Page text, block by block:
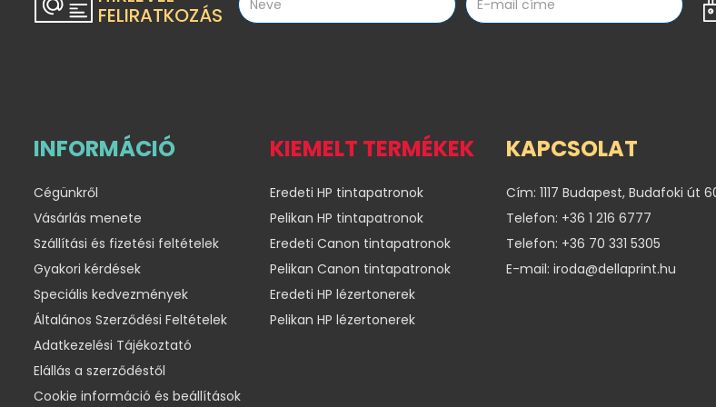
FELIRATKOZÁS
INFORMÁCIÓ
Cégünkről
Vásárlás menete
Szállítási és fizetési feltételek
Gyakori kérdések
Speciális kedvezmények
Általános Szerződési Feltételek
Adatkezelési Tájékoztató
Elállás a szerződéstől
Cookie információ és beállítások
KIEMELT TERMÉKEK
Eredeti HP tintapatronok
Pelikan HP tintapatronok
Eredeti Canon tintapatronok
Pelikan Canon tintapatronok
Eredeti HP lézertonerek
Pelikan HP lézertonerek
KAPCSOLAT
Cím: 1117 Budapest, Budafoki út
Telefon: +36 1 216 6777
Telefon: +36 70 331 5305
E-mail: iroda@dellaprint.hu